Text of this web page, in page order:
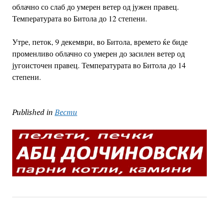
облачно со слаб до умерен ветер од јужен правец.
Температурата во Битола до 12 степени.
Утре, петок, 9 декември, во Битола, времето ќе биде
променливо облачно со умерен до засилен ветер од
југоисточен правец. Температурата во Битола до 14
степени.
Published in Вести